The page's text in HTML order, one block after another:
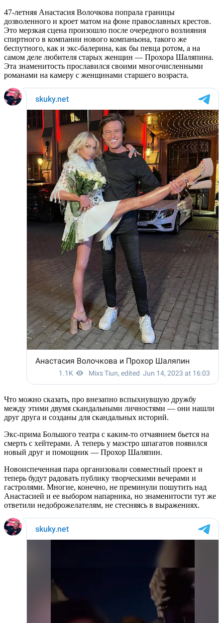
47-летняя Анастасия Волочкова попрала границы
дозволенного и кроет матом на фоне православных крестов.
Это мерзкая сцена произошло после очередного возлияния
спиртного в компании нового компаньона, такого же
беспутного, как и экс-балерина, как бы певца ротом, а на
самом деле любителя старых женщин — Прохора Шаляпина.
Эта знаменитость прославился своими многочисленными
романами на камеру с женщинами старшего возраста.
Что можно сказать, про внезапно вспыхнувшую дружбу
между этими двумя скандальными личностями — они нашли
друг друга и созданы для скандальных историй.
Экс-прима Большого театра с каким-то отчаянием бьется на
смерть с хейтерами. А теперь у маэстро шпагатов появился
новый друг и помощник — Прохор Шаляпин.
Новоиспеченная пара организовали совместный проект и
теперь будут радовать публику творческими вечерами и
гастролями. Многие, конечно, не преминули пошутить над
Анастасией и ее выбором напарника, но знаменитости тут же
ответили недоброжелателям, не стесняясь в выражениях.